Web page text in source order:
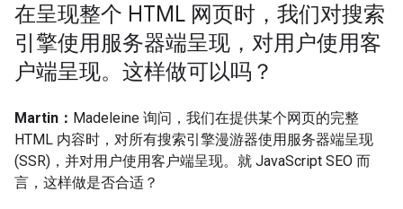
在呈现整个 HTML 网页时，我们对搜索
引擎使用服务器端呈现，对用户使用客
户端呈现。这样做可以吗？
Martin： Madeleine 询问，我们在提供某个网页的完整
HTML 内容时，对所有搜索引擎漫游器使用服务器端呈现
(SSR)，并对用户使用客户端呈现。就 JavaScript SEO 而
言，这样做是否合适？